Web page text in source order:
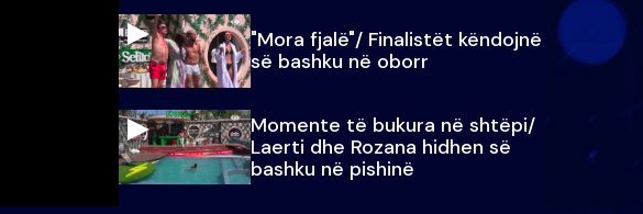
"Mora fjalë"/ Finalistët këndojnë
së bashku në oborr
Momente të bukura në shtëpi/
Laerti dhe Rozana hidhen së
bashku në pishinë